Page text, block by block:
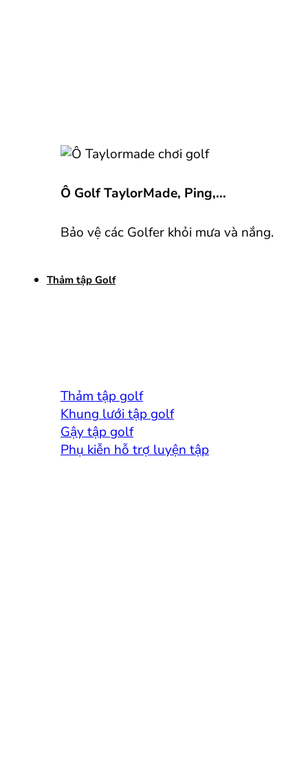
Ô Golf TaylorMade, Ping,...
Bảo vệ các Golfer khỏi mưa và nắng.
Thảm tập Golf
Thảm tập golf
Khung lưới tập golf
Gậy tập golf
Phụ kiễn hỗ trợ luyện tập